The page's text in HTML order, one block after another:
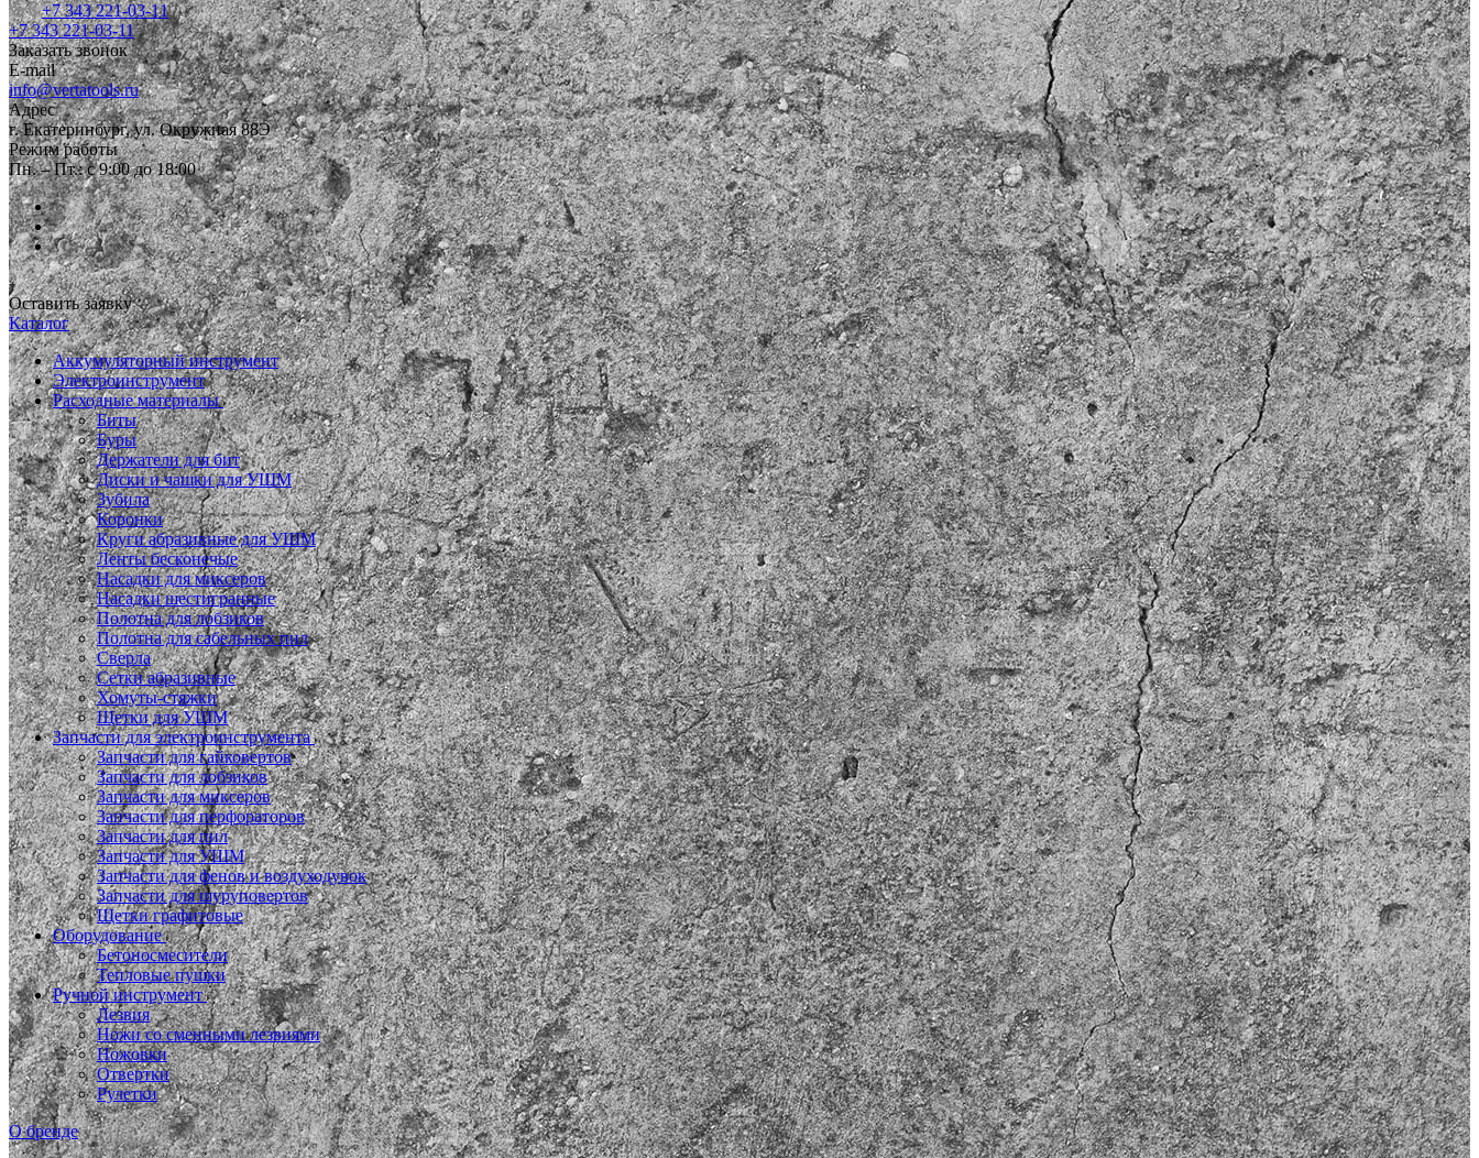
+7 343 221-03-11
+7 343 221-03-11
Заказать звонок
E-mail
info@vertatools.ru
Адрес
г. Екатеринбург, ул. Окружная 88Э
Режим работы
Пн. – Пт.: с 9:00 до 18:00
Оставить заявку
Каталог
Аккумуляторный инструмент
Электроинструмент
Расходные материалы
Биты
Буры
Держатели для бит
Диски и чашки для УШМ
Зубила
Коронки
Круги абразивные для УШМ
Ленты бесконечые
Насадки для миксеров
Насадки шестигранные
Полотна для лобзиков
Полотна для сабельных пил
Сверла
Сетки абразивные
Хомуты-стяжки
Щетки для УШМ
Запчасти для электроинструмента
Запчасти для гайковертов
Запчасти для лобзиков
Запчасти для миксеров
Запчасти для перфораторов
Запчасти для пил
Запчасти для УШМ
Запчасти для фенов и воздуходувок
Запчасти для шуруповертов
Щетки графитовые
Оборудование
Бетоносмесители
Тепловые пушки
Ручной инструмент
Лезвия
Ножи со сменными лезвиями
Ножовки
Отвертки
Рулетки
О бренде